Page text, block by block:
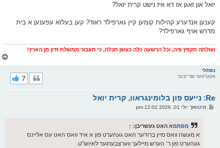
יואל און זאגן אז דא איז נישט קרית יואל?
קענען אנדערע קהילות קומען קיין גארפילד ראוד? קען בעלזא עפענען א בית
מדרש אויף גארפילד?
ועולתה תקפץ פיה, וכל הרשעה כלה כעשן תכלה, כי תעבור ממשלת זדון מן הארץ!
נפתלי
אקטיווער שרייבער
Re: נייעס פון בלומינגראוו, קרית יואל
7
פמיטוואך יולי 01, 2026 12:02 pm
מסתמא האט געשריבן: ↑
א מעשה וואס מיין ברודער האט געהערט פון א איד וואס האט עס אליינס
געהערט פון ר‘ הערש מיילעך ווערצבערגער לאיוש”ט.